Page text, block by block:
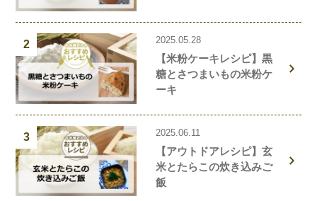
2 2025.05.28
【米粉ケーキレシピ】黒
糖とさつまいもの米粉ケ
ーキ
3 2025.06.11
【アウトドアレシピ】玄
米とたらこの炊き込みご
飯